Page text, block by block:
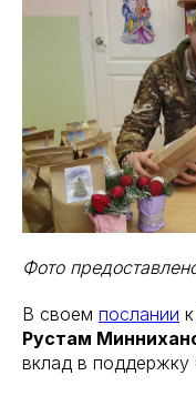
Фото
В своем послании
Рустам
вклад в